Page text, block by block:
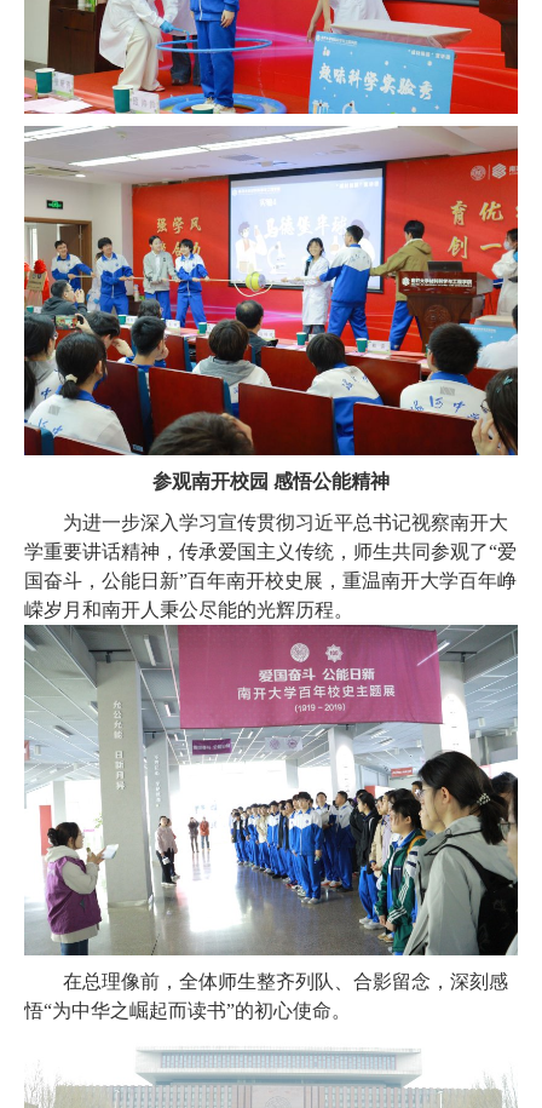
参观南开校园 感悟公能精神
为进一步深入学习宣传贯彻习近平总书记视察南开大
学重要讲话精神，传承爱国主义传统，师生共同参观了“爱
国奋斗，公能日新”百年南开校史展，重温南开大学百年峥
嵘岁月和南开人秉公尽能的光辉历程。
在总理像前，全体师生整齐列队、合影留念，深刻感
悟“为中华之崛起而读书”的初心使命。